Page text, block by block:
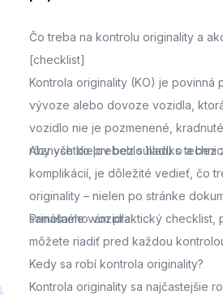
Čo treba na kontrolu originality a
[checklist]
Kontrola originality (KO) je povinná
vývoze alebo dovoze vozidla,
vozidlo nie je pozmenené,
rôznych dielov bez súladu s
Aby všetko prebehlo hladko a bez
komplikácií, je dôležité vedieť, čo
originality – nielen po stránke
samotného vozidla.
Prinášame vám praktický checklist,
môžete riadiť pred každou
Kedy sa robí kontrola originality?
Kontrola originality sa najčastejšie